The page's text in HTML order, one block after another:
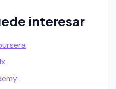
interesar